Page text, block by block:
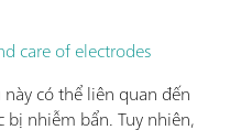
care of electrodes
có thể liên quan đến
nhiễm bẩn. Tuy nhiên,